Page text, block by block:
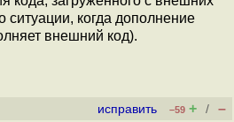
ситуации, когда дополнение
внешний код).
исправить –59 + / –